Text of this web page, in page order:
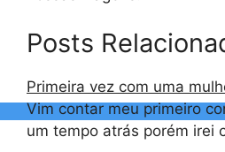
Posts
Primeira vez com uma
Vim contar meu primeiro
um tempo atrás porém irei